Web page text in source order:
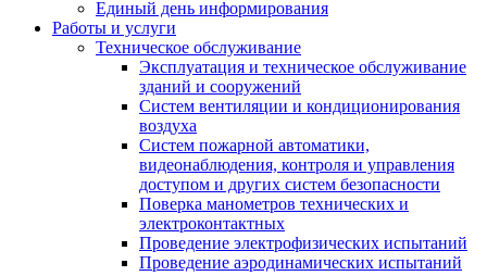
Единый день информирования
Работы и услуги
Техническое обслуживание
Эксплуатация и техническое обслуживание
зданий и сооружений
Систем вентиляции и кондиционирования
воздуха
Систем пожарной автоматики,
видеонаблюдения, контроля и управления
доступом и других систем безопасности
Поверка манометров технических и
электроконтактных
Проведение электрофизических испытаний
Проведение аэродинамических испытаний